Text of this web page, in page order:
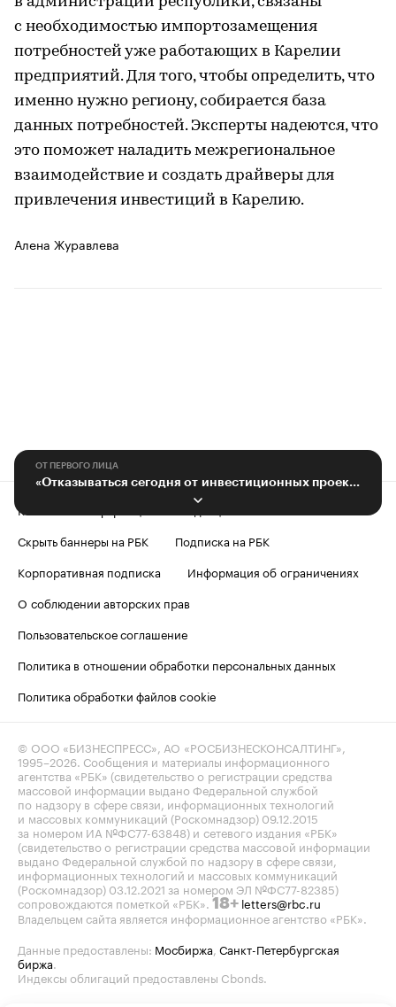
с необходимостью импортозамещения
потребностей уже работающих в Карелии
предприятий. Для того, чтобы определить, что
именно нужно региону, собирается база
данных потребностей. Эксперты надеются, что
это поможет наладить межрегиональное
взаимодействие и создать драйверы для
привлечения инвестиций в Карелию.
Алена Журавлева
ОТ ПЕРВОГО ЛИЦА
«Отказываться сегодня от инвестиционных проектов было бы ошибкой»
Контактная информация
Редакция
Скрыть баннеры на РБК
Подписка на РБК
Корпоративная подписка
Информация об ограничениях
О соблюдении авторских прав
Пользовательское соглашение
Политика в отношении обработки персональных данных
Политика обработки файлов cookie
© ООО «БИЗНЕСПРЕСС», АО «РОСБИЗНЕСКОНСАЛТИНГ»,
1995–2026 . Сообщения и материалы информационного
агентства «РБК» (свидетельство о регистрации средства
массовой информации выдано Федеральной службой
по надзору в сфере связи, информационных технологий
и массовых коммуникаций (Роскомнадзор) 09.12.2015
за номером ИА №ФС77-63848) и сетевого издания «РБК»
(свидетельство о регистрации средства массовой информации
выдано Федеральной службой по надзору в сфере связи,
информационных технологий и массовых коммуникаций
(Роскомнадзор) 03.12.2021 за номером ЭЛ №ФС77-82385)
сопровождаются пометкой «РБК». 18+ letters@rbc.ru
Владельцем сайта является информационное агентство «РБК».
Данные предоставлены: Мосбиржа Санкт-Петербургская
биржа
Индексы облигаций предоставлены Cbonds.